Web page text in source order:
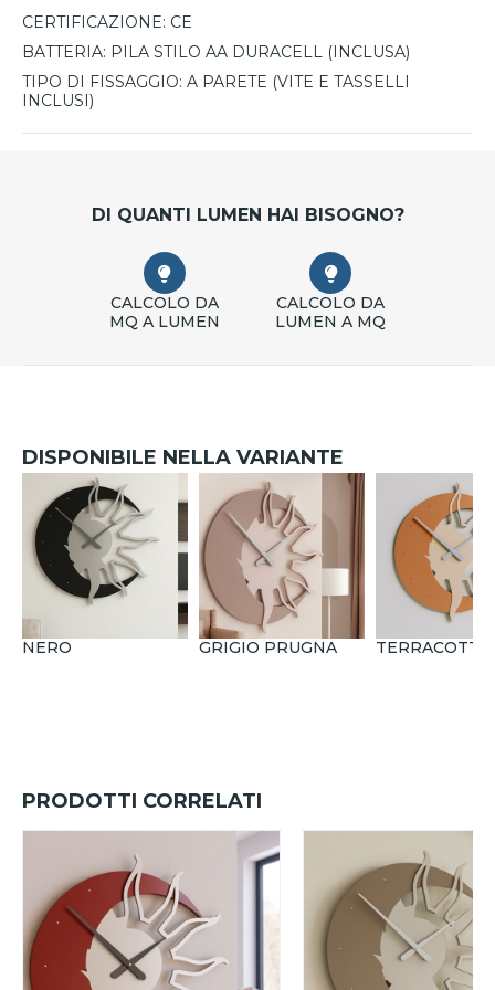
CERTIFICAZIONE: CE
BATTERIA: PILA STILO AA DURACELL (INCLUSA)
TIPO DI FISSAGGIO: A PARETE (VITE E TASSELLI
INCLUSI)
DI QUANTI LUMEN HAI BISOGNO?
CALCOLO DA
MQ A LUMEN
CALCOLO DA
LUMEN A MQ
DISPONIBILE NELLA VARIANTE
NERO GRIGIO PRUGNA TERRACOTTA
PRODOTTI CORRELATI